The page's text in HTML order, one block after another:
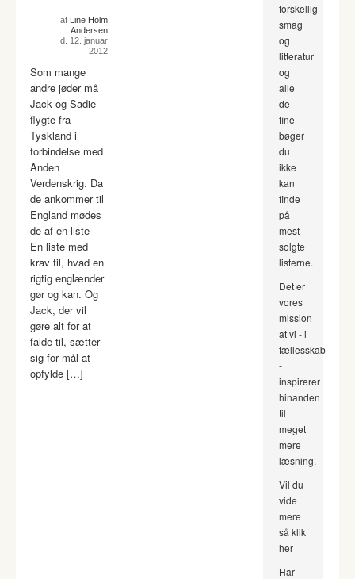
af Line Holm
Andersen
d. 12. januar
2012
Som mange
andre jøder må
Jack og Sadie
flygte fra
Tyskland i
forbindelse med
Anden
Verdenskrig. Da
de ankommer til
England mødes
de af en liste –
En liste med
krav til, hvad en
rigtig englænder
gør og kan. Og
Jack, der vil
gøre alt for at
falde til, sætter
sig for mål at
opfylde […]
forskellig
smag
og
litteratur
og
alle
de
fine
bøger
du
ikke
kan
finde
på
mest-
solgte
listerne.
Det er
vores
mission
at vi - i
fællesskab
-
inspirerer
hinanden
til
meget
mere
læsning.
Vil du
vide
mere
så klik
her
Har